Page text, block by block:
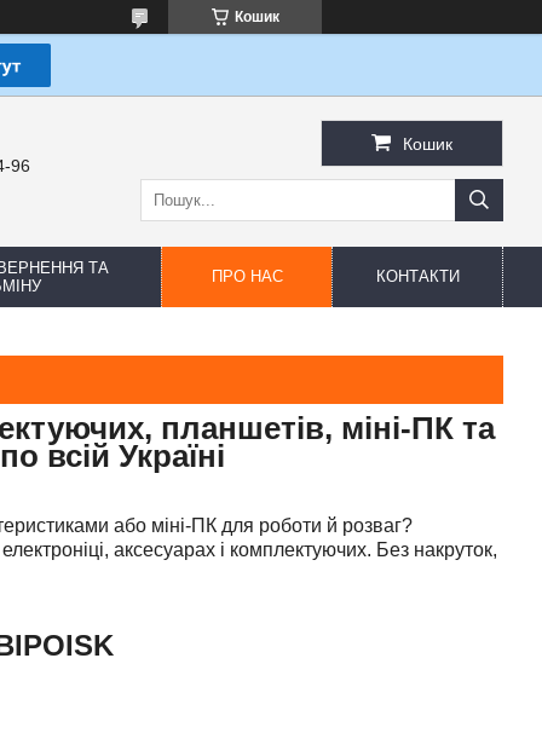
Кошик
96
Кошик
ТА
ПРО НАС КОНТАКТИ
планшетів, міні-ПК та
всій Україні
або міні-ПК для роботи й розваг?
аксесуарах і комплектуючих. Без накруток,